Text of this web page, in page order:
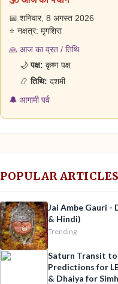
📅 शनिवार, 8 अगस्त 2026
⭐ नक्षत्र: मृगशिरा
🙏 आज का व्रत / तिथि
🌙पक्ष: कृष्ण पक्ष
📿तिथि: दशमी
🔔 आगामी पर्व
POPULAR ARTICLES
Jai Ambe Gauri -
& Hindi)
Trending
Saturn Transit to
Predictions for
& Dhaiya for